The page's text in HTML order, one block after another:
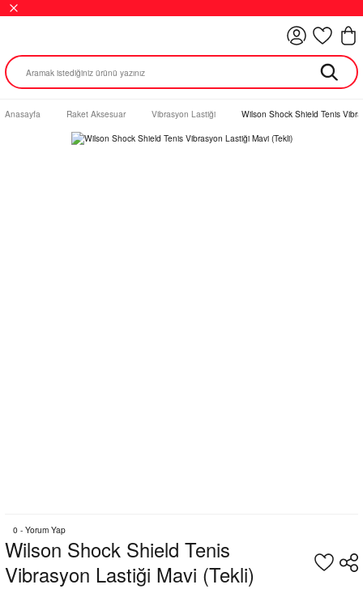
Anasayfa Raket Aksesuar Vibrasyon Lastiği Wilson Shock Shield Tenis
0 - Yorum Yap
Wilson Shock Shield Tenis
Vibrasyon Lastiği Mavi (Tekli)